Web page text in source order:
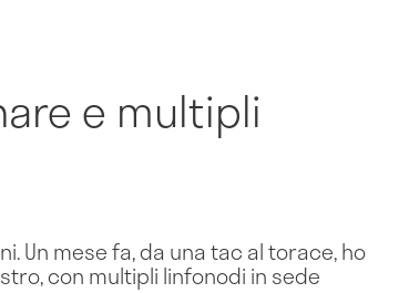
e multipli
Un mese fa, da una tac al torace, ho
con multipli linfonodi in sede